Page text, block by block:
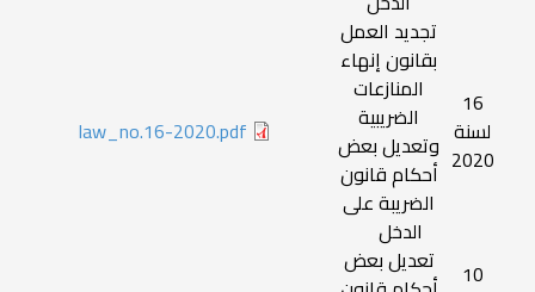
16
لسنة
2020
تجديد العمل
بقانون إنهاء
المنازعات
الضريبية
وتعديل بعض
أحكام قانون
الضريبة على
الدخل
law_no.16-2020.pdf
10
تعديل بعض